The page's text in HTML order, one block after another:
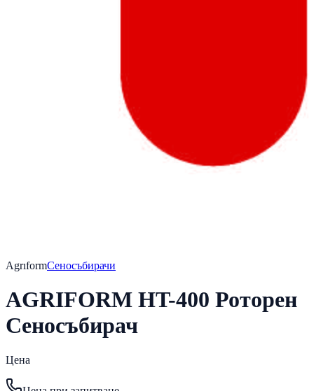
AgrıformСеносъбирачи
AGRIFORM HT-400 Роторен
Сеносъбирач
Цена